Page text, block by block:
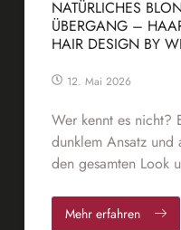
NATÜRLICHES
ÜBERGANG –
HAIR DESIGN BY
12. Mai 2026
Wer kennt es nicht?
dunklem Ansatz
den gesamten Look
Mehr erfahren